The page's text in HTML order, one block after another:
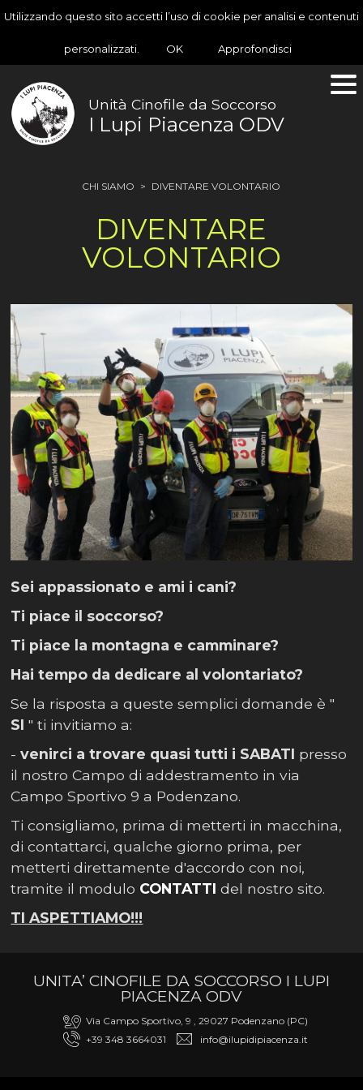
Utilizzando questo sito accetti l’uso di cookie per analisi e contenuti
personalizzati. OK Approfondisci
Unità Cinofile da Soccorso
I Lupi Piacenza ODV
CHI SIAMO > DIVENTARE VOLONTARIO
DIVENTARE
VOLONTARIO
Sei appassionato e ami i cani?
Ti piace il soccorso?
Ti piace la montagna e camminare?
Hai tempo da dedicare al volontariato?
Se la risposta a queste semplici domande è "
SI" ti invitiamo a:
-venirci a trovare quasi tutti i SABATI presso
il nostro Campo di addestramento in via
Campo Sportivo 9 a Podenzano.
Ti consigliamo, prima di metterti in macchina,
di contattarci, qualche giorno prima, per
metterti direttamente d'accordo con noi,
tramite il modulo CONTATTI del nostro sito.
TI ASPETTIAMO!!!
UNITA’ CINOFILE DA SOCCORSO I LUPI
PIACENZA ODV
Via Campo Sportivo, 9 , 29027 Podenzano (PC)
+39 348 3664031
info@ilupidipiacenza.it